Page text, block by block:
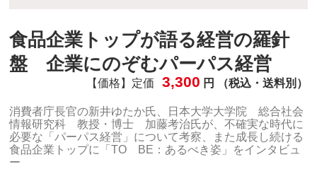
食品企業トップが語る経営の羅針
盤 企業にのぞむパーパス経営
【価格】定価 3,300 円 （税込・送料別）
消費者庁長官の新井ゆたか氏、日本大学大学院 総合社会
情報研究科 教授・博士 加藤考治氏が、不確実な時代に
必要な「パーパス経営」について考察、また成長し続ける
食品企業トップに「TO BE：あるべき姿」をインタビュ
ー